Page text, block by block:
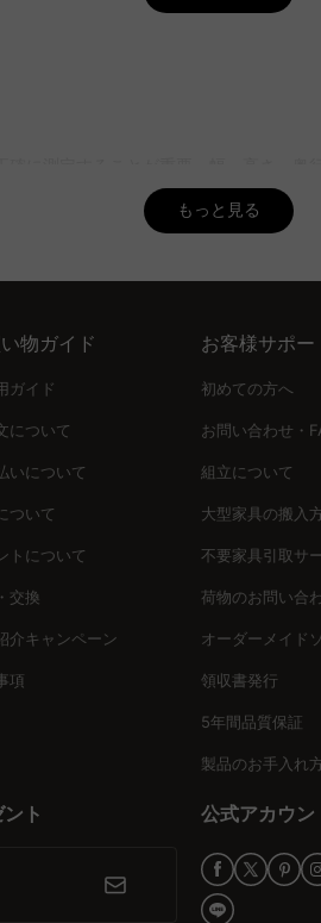
族のニーズに合った製品を見つけるこ
っかり乾かしてから収納するのがマ
す。特に、重いものや水を含むもの
やヴィンテージ、ナチュラルスタイ
るために、今すぐ素敵な下駄箱を選び
もっと見る
物ガイド
ガイド
について
いについて
ついて
トについて
交換
介キャンペーン
項
お客様サポー
初めての方へ
お問い合わせ・
組立について
大型家具の搬入
不要家具引取サ
荷物のお問い合
オーダーメイド
領収書発行
5年間品質保証
製品のお手入れ
ト 公式アカウン